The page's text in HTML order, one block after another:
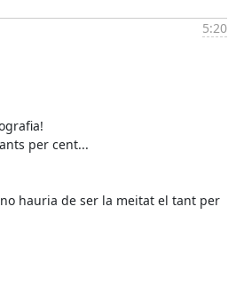
5:20
per cent...
hauria de ser la meitat el tant per